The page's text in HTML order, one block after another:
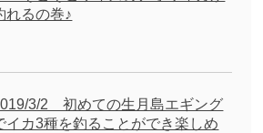
れるの巻♪
3/2 初めての生月島エギング
イカ3種を釣ることができ楽しめ